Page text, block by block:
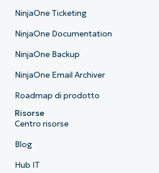
NinjaOne Ticketing
NinjaOne Documentation
NinjaOne Backup
NinjaOne Email Archiver
Roadmap di prodotto
Risorse
Centro risorse
Blog
Hub IT